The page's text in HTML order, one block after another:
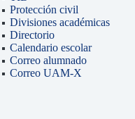
Protección civil
Divisiones académicas
Directorio
Calendario escolar
Correo alumnado
Correo UAM-X